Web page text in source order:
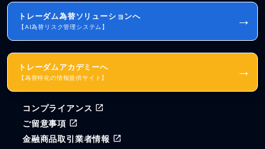
トレーダム為替ソリューションへ
【AI為替リスク管理システム】 →
トレーダムアカデミーへ
【為替特化の情報提供サイト】 →
コンプライアンス
ご留意事項
金融商品取引業者情報